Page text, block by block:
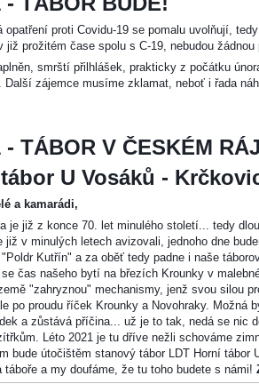
opatření proti Covidu-19 se pomalu uvolňují,
již prožitém čase spolu s C-19, nebudou žádnou
smrští přilhlášek, prakticky z počátku
Další zájemce musíme zklamat, neboť i řada
- TÁBOR V ČESKÉM
U Vosáků -
a kamarádi,
je již z konce 70. let minulého století... tedy
již v minulých letech avizovali, jednoho dne
Kutřín" a za oběť tedy padne i naše
čas našeho bytí na březích Krounky v
"zahryznou" mechanismy, jenž svou silou
po proudu říček Krounky a Novohraky. Možná
a zůstává příčina... už je to tak, nedá se nic
Léto 2021 je tu dříve nežli schováme
bude útočištěm stanový tábor LDT Horní tábor
táboře a my doufáme, že tu toho budete s námi!